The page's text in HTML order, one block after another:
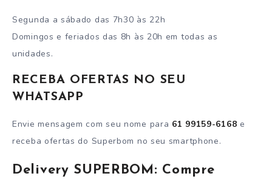
Segunda a sábado das 7h30 às 22h
Domingos e feriados das 8h às 20h em todas as
unidades.
RECEBA OFERTAS NO SEU
WHATSAPP
Envie mensagem com seu nome para 61 99159-6168 e
receba ofertas do Superbom no seu smartphone.
Delivery SUPERBOM: Compre